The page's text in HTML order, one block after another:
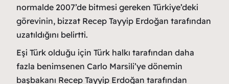
normalde 2007’de bitmesi gereken Türkiye’deki
görevinin, bizzat Recep Tayyip Erdoğan tarafından
uzatıldığını belirtti.
Eşi Türk olduğu için Türk halkı tarafından daha
fazla benimsenen Carlo Marsili’ye dönemin
başbakanı Recep Tayyip Erdoğan tarafından